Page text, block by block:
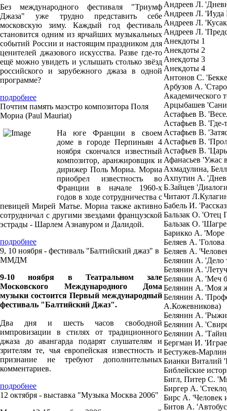
Без международного фестиваля "Триумф
Джаза" уже трудно представить себе
московскую зиму. Каждый год фестиваль
становится одним из ярчайших музыкальных
событий России и настоящим праздником для
ценителей джазового искусства. Разве где-то
ещё можно увидеть и услышать столько звёзд
российского и зарубежного джаза в одной
программе?
подробнее
Почтим память маэстро композитора Поля
Мориа (Paul Mauriat)
На юге Франции в своем
доме в городе Перпиньян 4
ноября скончался известный
композитор, аранжировщик и
дирижер Поль Мориа. Мориа
приобрел известность во
Франции в начале 1960-х
годов в ходе сотрудничества с
певицей Мирей Матье. Мориа также активно
сотрудничал с другими звездами французской
эстрады - Шарлем Азнавуром и Далидой.
подробнее
9, 10 ноября - фестиваль "Балтийский джаз" в
ММДМ
9-10 ноября в Театральном зале
Московского Международного Дома
музыки состоится Первый международный
фестиваль "Балтийский Джаз".
Два дня и шесть часов свободной
импровизации в стилях от традиционного
джаза до авангарда подарят слушателям и
зрителям те, чья европейская известность и
признание не требуют дополнительных
комментариев.
подробнее
12 октября - выставка "Музыка Москва 2006"
Андреев Л.
Андреев Л. 'Иуда
Андреев Л.
Андреев Л.
Анекдоты 1
Анекдоты 2
Анекдоты 3
Анекдоты 4
Антонов С.
Арбузов А.
Академического
Арцыбашев
Астафьев В.
Астафьев В. 'Где-
Астафьев В.
Астафьев В.
Астафьев В.
Афанасьев 'Ужас
Ахмадулина,
Ахпутин А.
Б.Зайцев
Читают
Бабель И.
Бальзак О. 'Отец
Бальзак О.
Барикко А. 'Море
Беляев А. 'Голова
Беляев А.
Белянин А. 'Дело
Белянин А.
Белянин А. 'Меч
Белянин А. 'Моя
Белянин А.
А.Кожевникова)
Белянин А.
Белянин А.
Белянин А.
Бергман И.
Бестужев-
Бианки Виталий
Библейские
Бигл, Питер С.
Биргер А.
Бирс А. 'Человек
Битов А.